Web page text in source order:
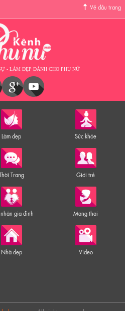
Về đầu trang
- LÀM ĐẸP DÀNH CHO PHỤ NỮ
Làm đẹp Sức khỏe
Trang Giới trẻ
gia đình Mang thai
Nhà đẹp Video